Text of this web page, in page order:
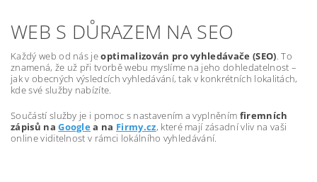
WEB S DŮRAZEM NA SEO
Každý web od nás jeoptimalizován pro vyhledávače (SEO). To
znamená, že už při tvorbě webu myslíme na jeho dohledatelnost –
jak v obecných výsledcích vyhledávání, tak v konkrétních lokalitách,
kde své služby nabízíte.
Součástí služby je i pomoc s nastavením a vyplněním firemních
zápisů naGooglea na Firmy.cz, které mají zásadní vliv na vaši
online viditelnost v rámci lokálního vyhledávání.